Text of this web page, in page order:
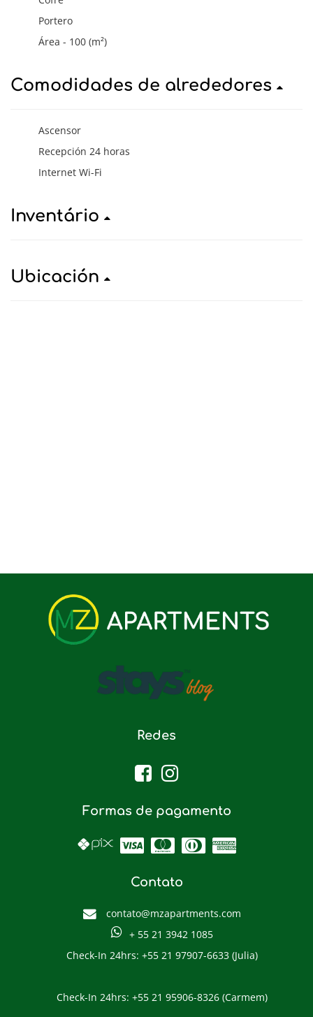
Portero
Área - 100 (m²)
Comodidades de alrededores
Ascensor
Recepción 24 horas
Internet Wi-Fi
Inventário
Ubicación
Redes
Formas de pagamento
Contato
contato@mzapartments.com
+ 55 21 3942 1085
Check-In 24hrs: +55 21 97907-6633 (Julia)
Check-In 24hrs: +55 21 95906-8326 (Carmem)